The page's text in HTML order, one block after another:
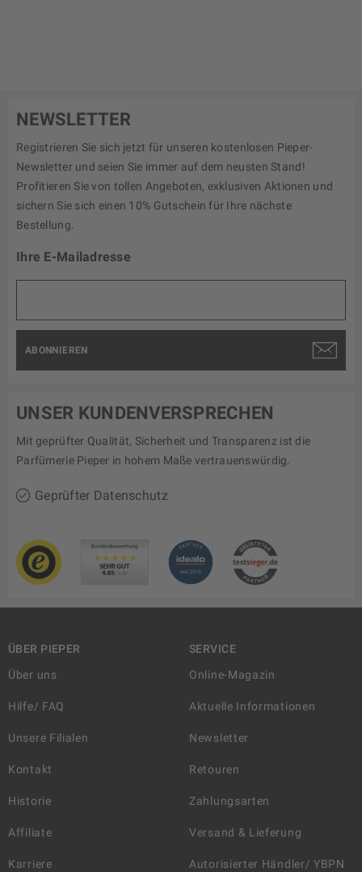
NEWSLETTER
Registrieren Sie sich jetzt für unseren kostenlosen Pieper-
Newsletter und seien Sie immer auf dem neusten Stand!
Profitieren Sie von tollen Angeboten, exklusiven Aktionen und
sichern Sie sich einen 10% Gutschein für Ihre nächste
Bestellung.
Ihre E-Mailadresse
ABONNIEREN
UNSER KUNDENVERSPRECHEN
Mit geprüfter Qualität, Sicherheit und Transparenz ist die
Parfümerie Pieper in hohem Maße vertrauenswürdig.
Geprüfter Datenschutz
ÜBER PIEPER
Über uns
Hilfe/ FAQ
Unsere Filialen
Kontakt
Historie
Affiliate
Karriere
SERVICE
Online-Magazin
Aktuelle Informationen
Newsletter
Retouren
Zahlungsarten
Versand & Lieferung
Autorisierter Händler/ YBPN